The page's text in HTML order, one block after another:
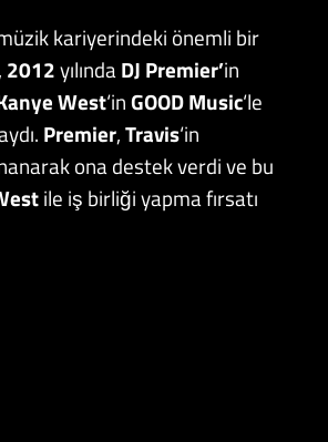
müzik kariyerindeki önemli bir
2012yılındaDJ Premier’in
West‘inGOOD Music‘le
Premier,Travis‘in
ona destek verdi ve bu
ile iş birliği yapma fırsatı